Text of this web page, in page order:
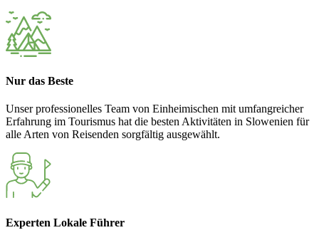
Nur das Beste
Unser professionelles Team von Einheimischen mit umfangreicher
Erfahrung im Tourismus hat die besten Aktivitäten in Slowenien für
alle Arten von Reisenden sorgfältig ausgewählt.
Experten Lokale Führer